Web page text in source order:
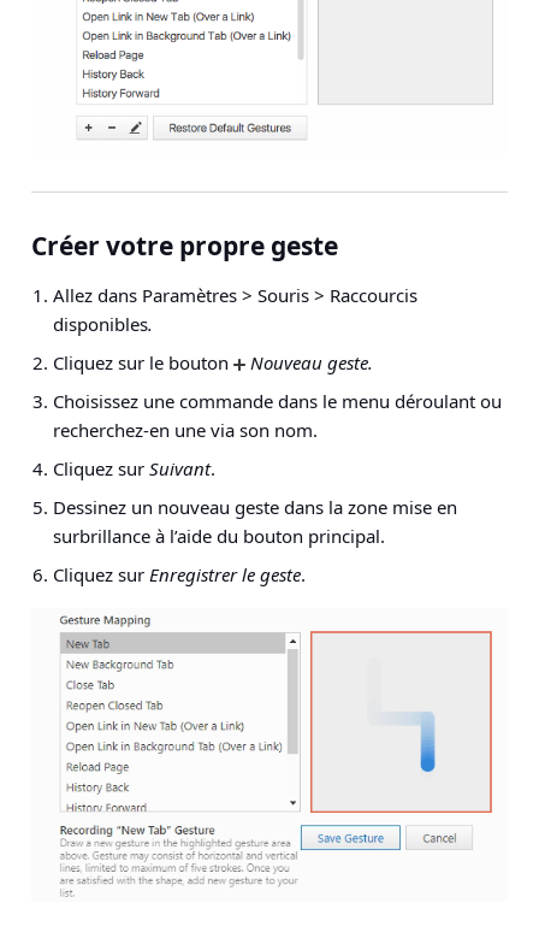
Créer votre propre geste
Allez dans Paramètres > Souris > Raccourcis
disponibles.
Cliquez sur le bouton
Nouveau geste.
Choisissez une commande dans le menu déroulant ou
recherchez-en une via son nom.
Cliquez sur Suivant.
Dessinez un nouveau geste dans la zone mise en
surbrillance à l’aide du bouton principal.
Cliquez sur Enregistrer le geste.